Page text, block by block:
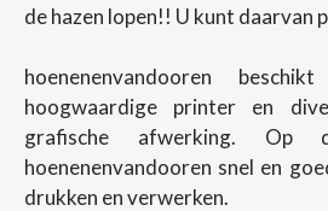
de hazen lopen!! U kunt daarvan
hoenenenvandooren
hoogwaardige printer en
grafische afwerking. Op
hoenenenvandooren snel en
drukken en verwerken.